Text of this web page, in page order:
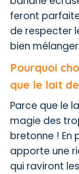
feront
de respecter
bien
Pourquoi
que le lait
Parce que le
magie des
bretonne ! En
apporte une
qui raviront